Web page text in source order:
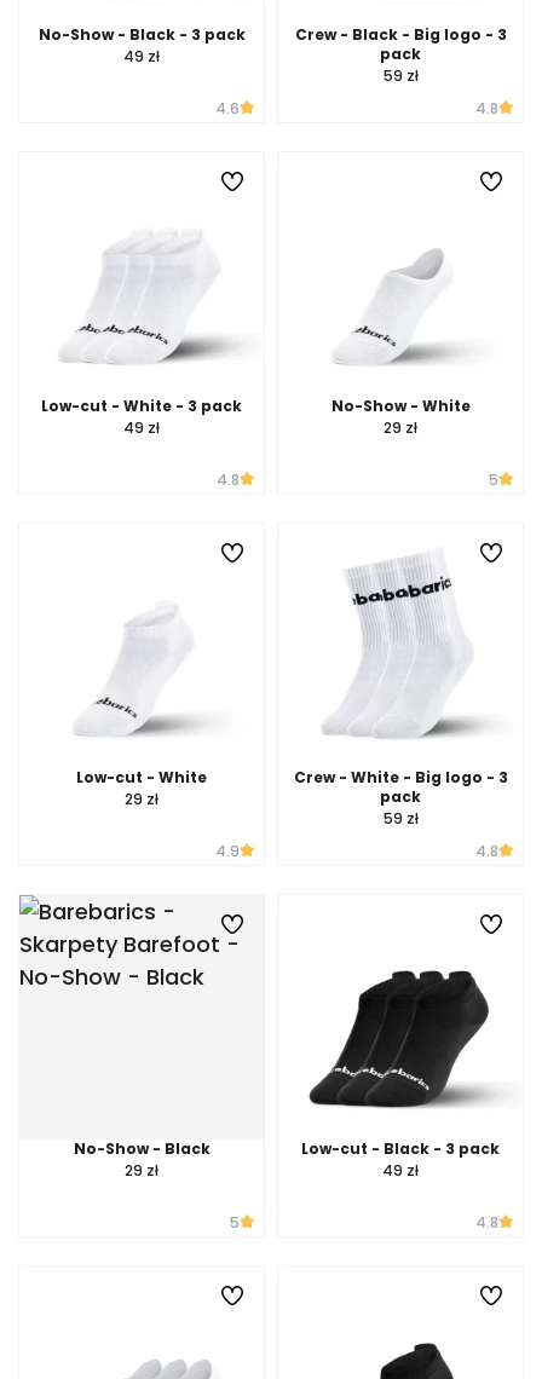
No-Show - Black - 3 pack
49 zł
4.6
Crew - Black - Big logo - 3
pack
59 zł
4.8
Low-cut - White - 3 pack
49 zł
4.8
No-Show - White
29 zł
5
Low-cut - White
29 zł
4.9
Crew - White - Big logo - 3
pack
59 zł
4.8
No-Show - Black
29 zł
5
Low-cut - Black - 3 pack
49 zł
4.8